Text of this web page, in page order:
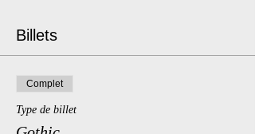
Billets
Complet
Type de billet